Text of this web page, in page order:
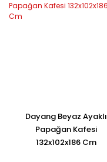
Dayang Beyaz Ayaklı
Papağan Kafesi
132x102x186 Cm